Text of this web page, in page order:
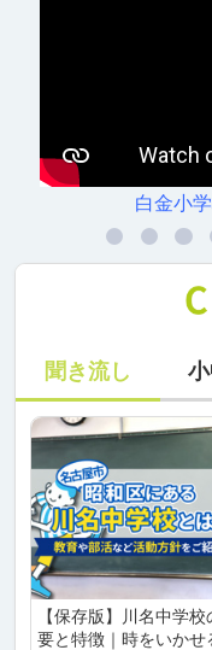
白金小
聞き流し
【保存版】川名中学校
要と特徴｜時をいかせ